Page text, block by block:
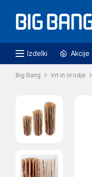
Izdelki Akcije
Big Bang Vrt in orodje